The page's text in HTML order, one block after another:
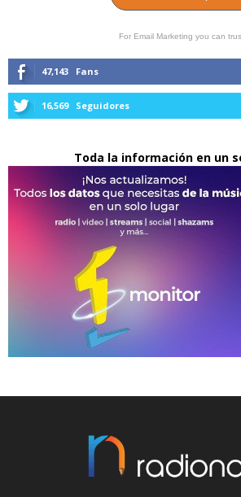
For Email Marketing you can
47,143 Fans
16,569 Seguidores
Toda la información en un